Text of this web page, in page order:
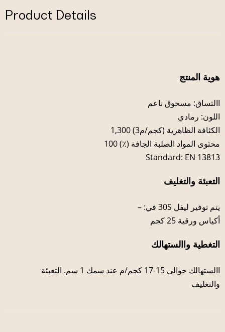
Product Details
هوية المنتج
االتساق: مسحوق ناعم
اللون: رمادي
الكثافة الظاهرية (كجم/م3) 1,300
محتوى المواد الصلبة الجافة (٪) 100
Standard: EN 13813
التعبئة والتغليف
يتم توفير ليفل 30S في: –
أكياس ورقية 25 كجم
التغطية واالستهالك
االستهالك حوالي 15-17 كجم/م عند سمك 1 سم. التعبئة
والتغليف